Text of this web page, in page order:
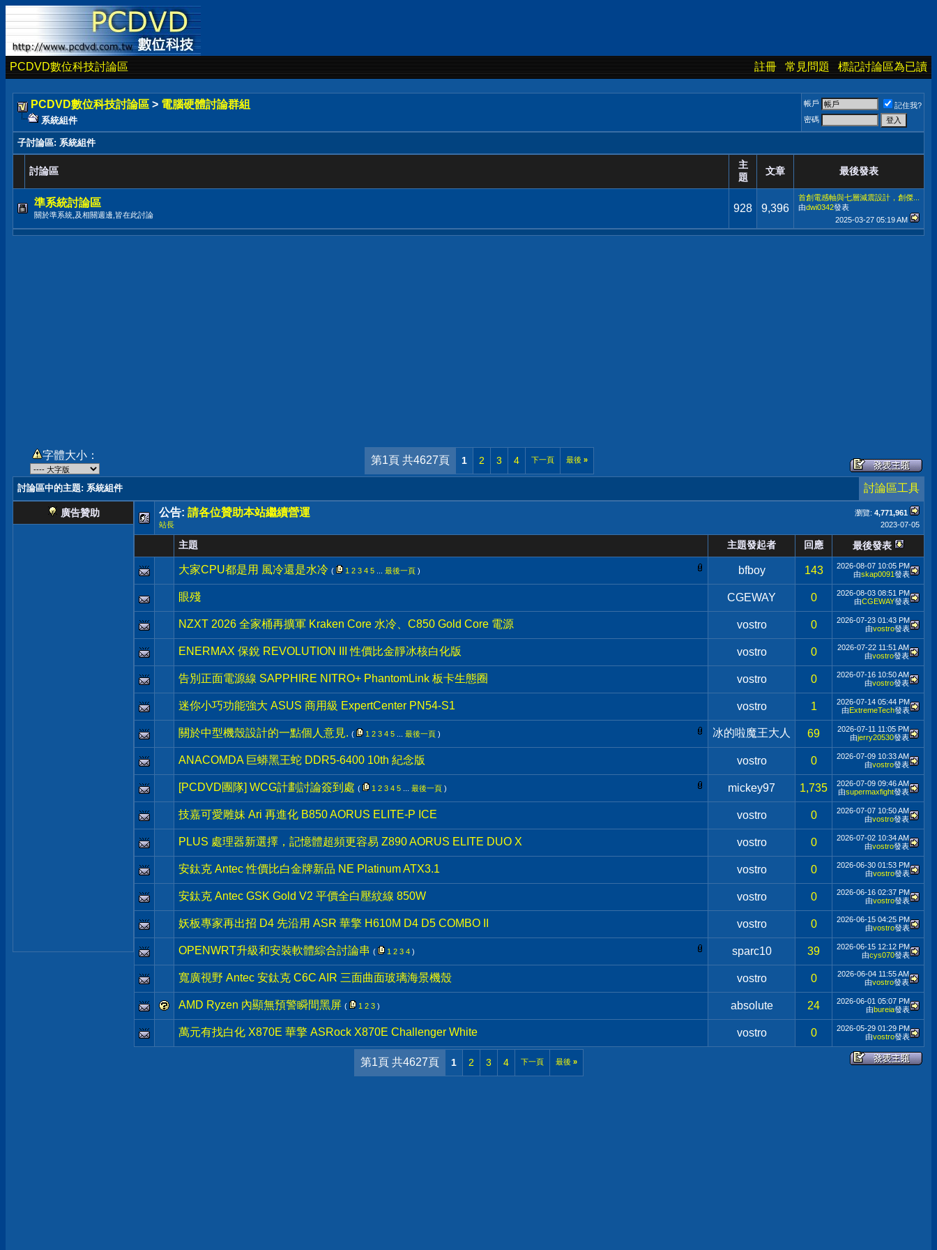
PCDVD數位科技討論區 註冊 常見問題 標記討論區為已讀
PCDVD數位科技討論區 > 電腦硬體討論群組
系統組件
帳戶
記住我?
密碼
子討論區: 系統組件
討論區
主
題
文章 最後發表
準系統討論區
關於準系統,及相關週邊,皆在此討論
928 9,396
首創電感軸與七層減震設計，創傑...
由dwi0342發表
2025-03-27 05:19 AM
字體大小： 第1頁 共4627頁 1 2 3 4 下一頁 最後 »
討論區中的主題: 系統組件 討論區工具
廣告贊助 瀏覽: 4,771,961
公告: 請各位贊助本站繼續營運
2023-07-05
站長
主題 主題發起者 回應 最後發表
大家CPU都是用 風冷還是水冷 ( 1 2 3 4 5 最後一頁 ) bfboy 143 2026-08-07 10:05 PM
由skap0091發表
眼殘 CGEWAY 0 2026-08-03 08:51 PM
由CGEWAY發表
NZXT 2026 全家桶再擴軍 Kraken Core 水冷、C850 Gold Core 電源 vostro 0 2026-07-23 01:43 PM
由vostro發表
ENERMAX 保銳 REVOLUTION III 性價比金靜冰核白化版 vostro 0 2026-07-22 11:51 AM
由vostro發表
告別正面電源線 SAPPHIRE NITRO+ PhantomLink 板卡生態圈 vostro 0 2026-07-16 10:50 AM
由vostro發表
迷你小巧功能強大 ASUS 商用級 ExpertCenter PN54-S1 vostro 1 2026-07-14 05:44 PM
由ExtremeTech發表
關於中型機殼設計的一點個人意見. ( 1 2 3 4 5 最後一頁 ) 冰的啦魔王大人 69 2026-07-11 11:05 PM
由jerry20530發表
ANACOMDA 巨蟒黑王蛇 DDR5-6400 10th 紀念版 vostro 0 2026-07-09 10:33 AM
由vostro發表
[PCDVD團隊] WCG計劃討論簽到處 ( 1 2 3 4 5 最後一頁 ) mickey97 1,735 2026-07-09 09:46 AM
由supermaxfight發表
技嘉可愛雕妹 Ari 再進化 B850 AORUS ELITE-P ICE vostro 0 2026-07-07 10:50 AM
由vostro發表
PLUS 處理器新選擇，記憶體超頻更容易 Z890 AORUS ELITE DUO X vostro 0 2026-07-02 10:34 AM
由vostro發表
安鈦克 Antec 性價比白金牌新品 NE Platinum ATX3.1 vostro 0 2026-06-30 01:53 PM
由vostro發表
安鈦克 Antec GSK Gold V2 平價全白壓紋線 850W vostro 0 2026-06-16 02:37 PM
由vostro發表
妖板專家再出招 D4 先沿用 ASR 華擎 H610M D4 D5 COMBO II vostro 0 2026-06-15 04:25 PM
由vostro發表
OPENWRT升級和安裝軟體綜合討論串 ( 1 2 3 4 ) sparc10 39 2026-06-15 12:12 PM
由cys070發表
寬廣視野 Antec 安鈦克 C6C AIR 三面曲面玻璃海景機殼 vostro 0 2026-06-04 11:55 AM
由vostro發表
AMD Ryzen 內顯無預警瞬間黑屏 ( 1 2 3 ) absolute 24 2026-06-01 05:07 PM
由bureia發表
萬元有找白化 X870E 華擎 ASRock X870E Challenger White vostro 0 2026-05-29 01:29 PM
由vostro發表
第1頁 共4627頁 1 2 3 4 下一頁 最後 »